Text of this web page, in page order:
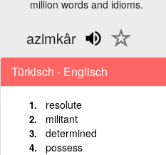
million words and idioms.
azimkâr
Türkisch - Englisch
resolute
militant
determined
possess